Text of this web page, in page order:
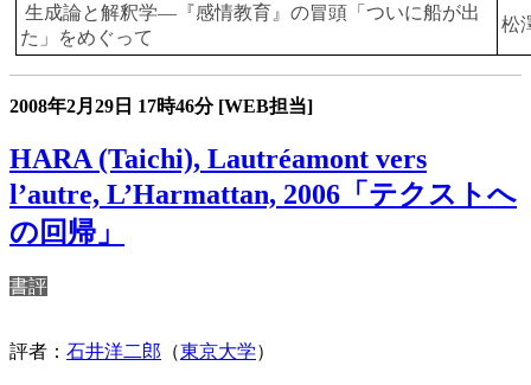
生成論と解釈学―『感情教育』の冒頭「ついに船が出
た」をめぐって
松
2008年2月29日 17時46分 [WEB担当]
HARA (Taichi), Lautréamont vers
l’autre, L’Harmattan, 2006「テクストへ
の回帰」
書評
評者： 石井洋二郎 （東京大学）